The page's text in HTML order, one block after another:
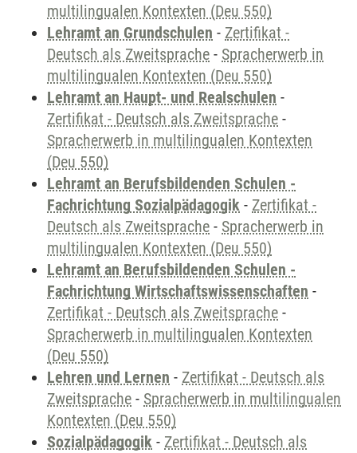
multilingualen Kontexten (Deu 550)
Lehramt an Grundschulen - Zertifikat -
Deutsch als Zweitsprache - Spracherwerb in
multilingualen Kontexten (Deu 550)
Lehramt an Haupt- und Realschulen -
Zertifikat - Deutsch als Zweitsprache -
Spracherwerb in multilingualen Kontexten
(Deu 550)
Lehramt an Berufsbildenden Schulen -
Fachrichtung Sozialpädagogik - Zertifikat -
Deutsch als Zweitsprache - Spracherwerb in
multilingualen Kontexten (Deu 550)
Lehramt an Berufsbildenden Schulen -
Fachrichtung Wirtschaftswissenschaften -
Zertifikat - Deutsch als Zweitsprache -
Spracherwerb in multilingualen Kontexten
(Deu 550)
Lehren und Lernen - Zertifikat - Deutsch als
Zweitsprache - Spracherwerb in multilingualen
Kontexten (Deu 550)
Sozialpädagogik - Zertifikat - Deutsch als